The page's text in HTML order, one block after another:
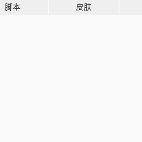
脚本 皮肤